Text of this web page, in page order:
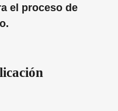
el proceso de